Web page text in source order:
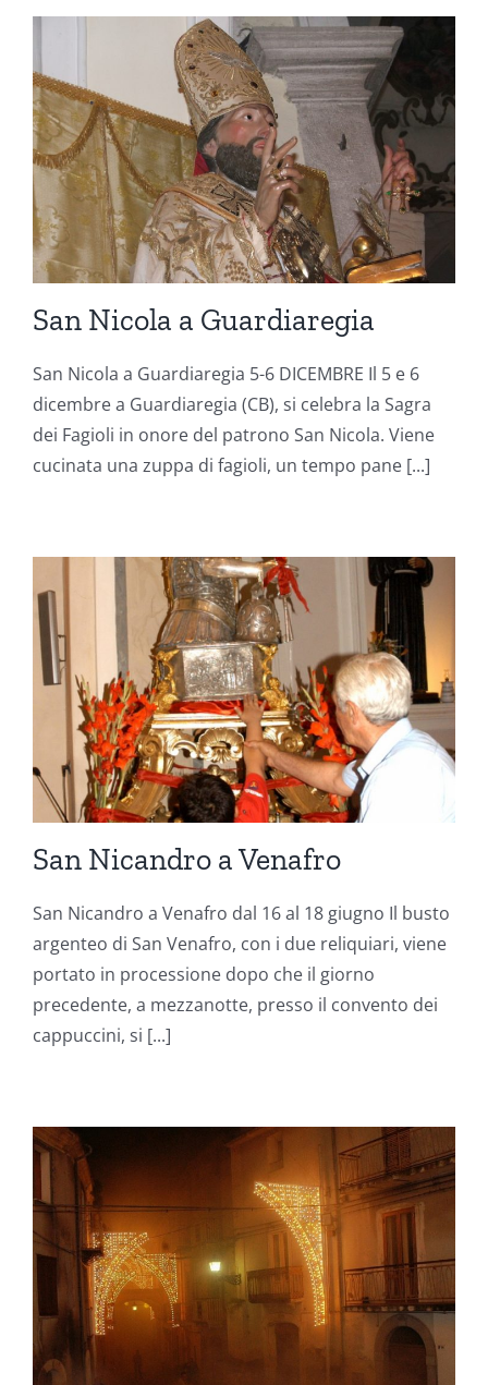
San Nicola a Guardiaregia
San Nicola a Guardiaregia 5-6 DICEMBRE Il 5 e 6
dicembre a Guardiaregia (CB), si celebra la Sagra
dei Fagioli in onore del patrono San Nicola. Viene
cucinata una zuppa di fagioli, un tempo pane [...]
San Nicandro a Venafro
San Nicandro a Venafro dal 16 al 18 giugno Il busto
argenteo di San Venafro, con i due reliquiari, viene
portato in processione dopo che il giorno
precedente, a mezzanotte, presso il convento dei
cappuccini, si [...]